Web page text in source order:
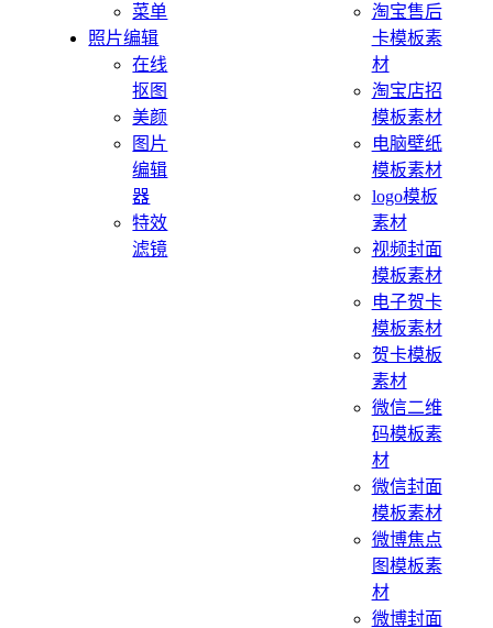
菜单
照片编辑
在线
抠图
美颜
图片
编辑
器
特效
滤镜
淘宝售后
卡模板素
材
淘宝店招
模板素材
电脑壁纸
模板素材
logo模板
素材
视频封面
模板素材
电子贺卡
模板素材
贺卡模板
素材
微信二维
码模板素
材
微信封面
模板素材
微博焦点
图模板素
材
微博封面